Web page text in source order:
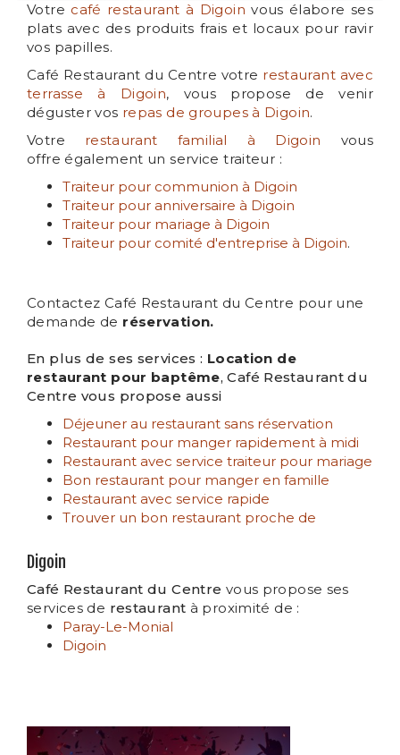
Votre café restaurant à Digoin vous élabore ses
plats avec des produits frais et locaux pour ravir
vos papilles.
Café Restaurant du Centre votre restaurant avec
terrasse à Digoin, vous propose de venir
déguster vos repas de groupes à Digoin.
Votre restaurant familial à Digoin vous
offre également un service traiteur :
Traiteur pour communion à Digoin
Traiteur pour anniversaire à Digoin
Traiteur pour mariage à Digoin
Traiteur pour comité d'entreprise à Digoin.
Contactez Café Restaurant du Centre pour une
demande de réservation.
En plus de ses services : Location de
restaurant pour baptême, Café Restaurant du
Centre vous propose aussi
Déjeuner au restaurant sans réservation
Restaurant pour manger rapidement à midi
Restaurant avec service traiteur pour mariage
Bon restaurant pour manger en famille
Restaurant avec service rapide
Trouver un bon restaurant proche de
Digoin
Café Restaurant du Centre vous propose ses
services de restaurant à proximité de :
Paray-Le-Monial
Digoin